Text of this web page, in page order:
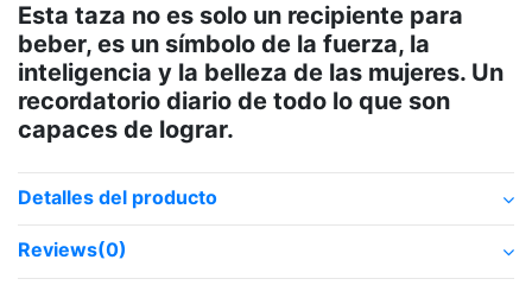
Esta taza no es solo un recipiente para
beber, es un símbolo de la fuerza, la
inteligencia y la belleza de las mujeres. Un
recordatorio diario de todo lo que son
capaces de lograr.
Detalles del producto
Reviews(0)